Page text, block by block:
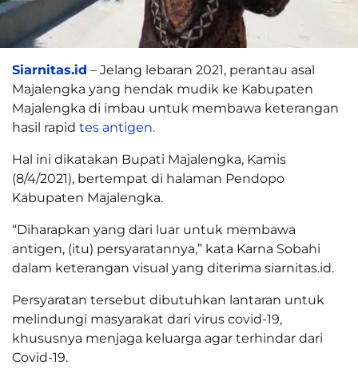
Siarnitas.id – Jelang lebaran 2021, perantau asal
Majalengka yang hendak mudik ke Kabupaten
Majalengka di imbau untuk membawa keterangan
hasil rapid tes antigen.
Hal ini dikatakan Bupati Majalengka, Kamis
(8/4/2021), bertempat di halaman Pendopo
Kabupaten Majalengka.
“Diharapkan yang dari luar untuk membawa
antigen, (itu) persyaratannya,” kata Karna Sobahi
dalam keterangan visual yang diterima siarnitas.id.
Persyaratan tersebut dibutuhkan lantaran untuk
melindungi masyarakat dari virus covid-19,
khususnya menjaga keluarga agar terhindar dari
Covid-19.